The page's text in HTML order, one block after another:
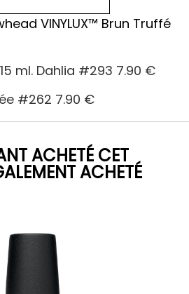
VINYLUX™ Brun Truffé
ml. Dahlia #293 7.90 €
#262 7.90 €
ACHETÉ CET
ACHETÉ